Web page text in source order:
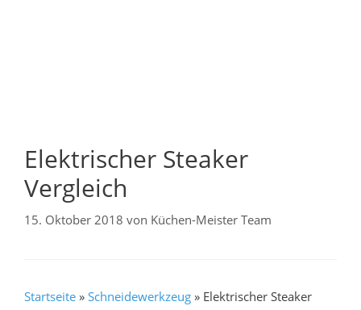
Elektrischer Steaker
Vergleich
15. Oktober 2018 von Küchen-Meister Team
Startseite » Schneidewerkzeug » Elektrischer Steaker